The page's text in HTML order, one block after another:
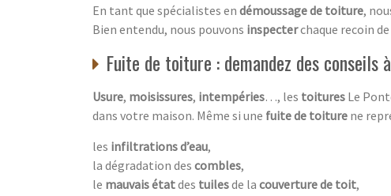
En tant que spécialistes en démoussage de toiture,
Bien entendu, nous pouvons inspecterchaque recoin
Fuite de toiture : demandez des conseils
Usure, moisissures, intempéries…, les toitures Le
dans votre maison. Même si une fuite de toiture ne
les infiltrations d’eau,
la dégradation des combles,
le mauvais étatdes tuilesde la couverture de toit,